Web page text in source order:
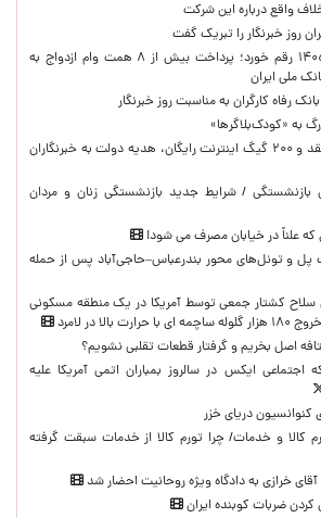
واقع درباره این شرکت
روز خبرنگار را تبریک گفت
در چهار ماه نخست ۱۴۰۵ رقم خورد؛ پرداخت بیش از ۸ همت وام ازدواج به
ملی ایران
رفاه کارگران به مناسبت روز خبرنگار
به «کودک‌بلاگرها»
۵۰۰ هزارتومان وجه نقد و ۲۰۰ گیگ اینترنت رایگان، هدیه دولت به خبرنگاران
بازنشستگی / شرایط جدید بازنشستگی زنان و مردان
علناً در خیابان مصرف می شود!
پل و تونل‌های محور بندرعباس–حاجی‌آباد پس از حمله
سلاح کشتار جمعی توسط آمریکا در یک منطقه مسکونی
در لامرد
اصل بخریم و گرفتار قطعات تقلبی نشویم؟
اجتماعی ایکس در سالروز بمباران اتمی آمریکا علیه
دریای خزر
تورم کالا و خدمات/ چرا تورم کالا از خدمات سبقت گرفته
خرازی به دادگاه ویژه روحانیت احضار شد
کردن ضربات کوبنده ایران